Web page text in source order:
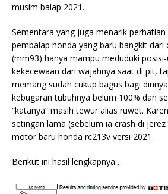
musim balap 2021.
Sementara yang juga menarik
pembalap honda yang baru bangkit dari
(mm93) hanya mampu meduduki
kekecewaan dari wajahnya saat di pit,
memang sudah cukup bagus bagi
kebugaran tubuhnya belum 100% dan
“katanya” masih tewur alias ruwet.
setingan lama (sebelum ia crash di
motor baru honda rc213v versi 2021.
Berikut ini hasil lengkapnya…